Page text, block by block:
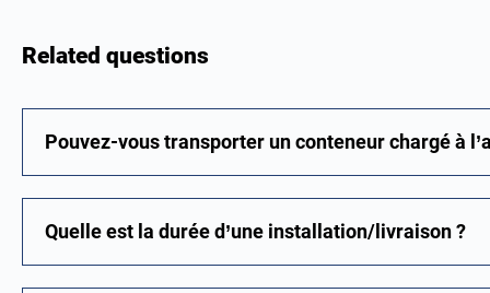
Related questions
Pouvez-vous transporter un conteneur chargé à
Quelle est la durée d’une installation/livraison ?